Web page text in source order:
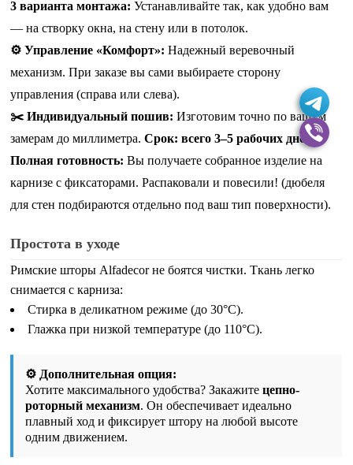
3 варианта монтажа: Устанавливайте так, как удобно вам
— на створку окна, на стену или в потолок.
⚙️ Управление «Комфорт»: Надежный веревочный
механизм. При заказе вы сами выбираете сторону
управления (справа или слева).
✂️ Индивидуальный пошив: Изготовим точно по вашим
замерам до миллиметра.Срок: всего 3–5 рабочих дней.
Полная готовность: Вы получаете собранное изделие на
карнизе с фиксаторами. Распаковали и повесили!(дюбеля
для стен подбираются отдельно под ваш тип поверхности).
Простота в уходе
Римские шторы Alfadecor не боятся чистки. Ткань легко
снимается с карниза:
Стирка в деликатном режиме (до 30°C).
Глажка при низкой температуре (до 110°C).
⚙️ Дополнительная опция:
Хотите максимального удобства? Закажитецепно-
роторный механизм. Он обеспечивает идеально
плавный ход и фиксирует штору на любой высоте
одним движением.